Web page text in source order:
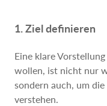
1. Ziel definieren
Eine klare
wollen, ist nicht nur
sondern auch, um
verstehen.